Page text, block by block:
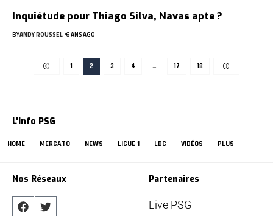
Inquiétude pour Thiago Silva, Navas apte ?
BYANDY ROUSSEL 6 ANS AGO
1 2 3 4 … 17 18
L'info PSG
HOME MERCATO NEWS LIGUE 1 LDC VIDÉOS PLUS
Nos Réseaux Partenaires
Live PSG